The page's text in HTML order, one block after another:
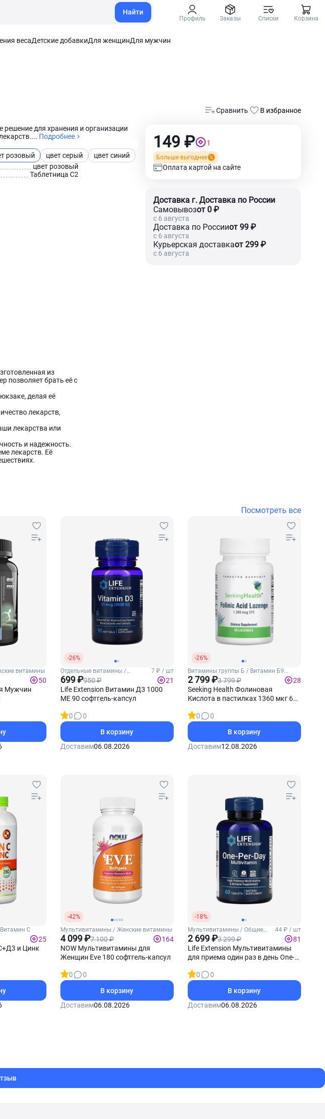
Найти
Профиль Заказы Списки Корзина
весаДетские добавкиДля женщинДля мужчин
Сравнить В избранное
решение для хранения и организации
Подробнее
розовый цвет серый
цвет синий
цвет розовый
Таблетница C2
149 ₽ 1
Больше выгоднее
Оплата картой на сайте
Доставка г. Доставка по России
Самовывозот 0 ₽
c 6 августа
Доставка по Россииот 99 ₽
c 6 августа
Курьерская доставкаот 299 ₽
c 6 августа
из
позволяет брать её с
делая её
лекарств,
лекарства или
и надежность.
лекарств. Её
Посмотреть все
витамины
50
Мужчин
-26%
Отдельные витамины /
Витамин Д3
7 ₽ / шт
699 ₽950 ₽
21
Life Extension Витамин Д3 1000
МЕ 90 софтгель-капсул
0
0
В корзину
Доставим06.08.2026
-26%
Витамины группы Б / Витамин Б9
(Фолиевая кислота)
2 799 ₽3 799 ₽
28
Seeking Health Фолиновая
Кислота в пастилках 1360 мкг 60
0
0
В корзину
Доставим12.08.2026
С
25
и Цинк
-42%
Мультивитамины / Женские витамины
4 099 ₽7 100 ₽
164
NOW Мультивитамины для
Женщин Eve 180 софтгель-капсул
0
0
В корзину
Доставим06.08.2026
-18%
Мультивитамины / Общие
витамины
44 ₽ / шт
2 699 ₽3 299 ₽
81
Life Extension Мультивитамины
для приема один раз в день One-
0
0
В корзину
Доставим06.08.2026